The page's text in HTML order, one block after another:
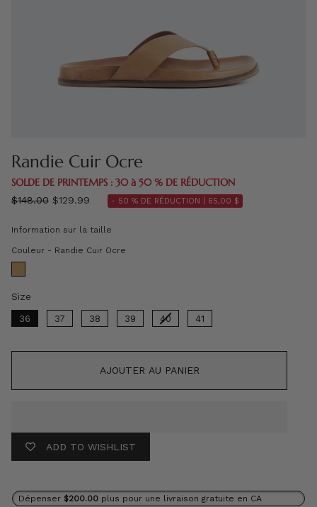
Randie Cuir Ocre
SOLDE DE PRINTEMPS : 30 à 50 % DE RÉDUCTION
régulier
$148.00 $129.99 - 50 % DE RÉDUCTION | 65,00 $
Information sur la taille
Couleur - Randie Cuir Ocre
Size
36 37 38 39 40 41
AJOUTER AU PANIER
ADD TO WISHLIST
Dépenser $200.00 plus pour une livraison gratuite en CA